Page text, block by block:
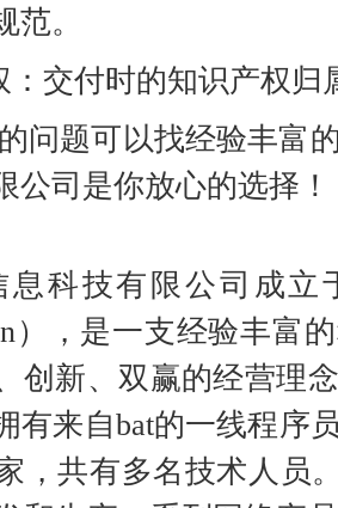
。
：交付时的知识产权归
问题可以找经验丰富
公司是你放心的选择！
息科技有限公司成立
），是一支经验丰富
创新、双赢的经营理
有来自bat的一线程序
，共有多名技术人员